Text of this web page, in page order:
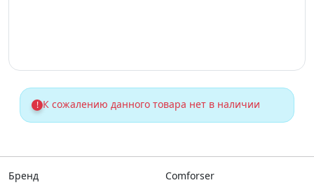
! К сожалению данного товара нет в наличии
Бренд
Comforser